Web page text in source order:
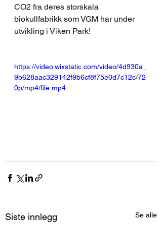
CO2 fra deres storskala
biokullfabrikk som VGM har under
utvikling i Viken Park!
https://video.wixstatic.com/video/4d930a_
9b628aac329142f9b6cf8f75e0d7c12c/72
0p/mp4/file.mp4
Siste innlegg Se alle